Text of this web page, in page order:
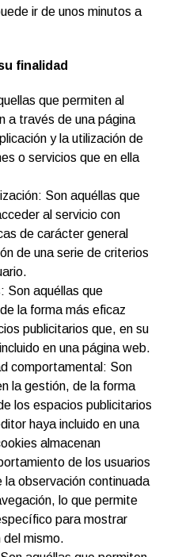
ir de unos minutos a
finalidad
que permiten al
a través de una página
y la utilización de
o servicios que en ella
Son aquéllas que
al servicio con
de carácter general
de una serie de criterios
Son aquéllas que
la forma más eficaz
publicitarios que, en su
en una página web.
comportamental: Son
la gestión, de la forma
los espacios publicitarios
haya incluido en una
almacenan
de los usuarios
observación continuada
lo que permite
para mostrar
del mismo.